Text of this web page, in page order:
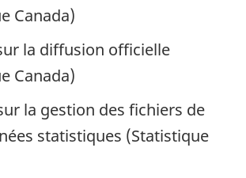
Canada)
la diffusion officielle
Canada)
la gestion des fichiers de
statistiques (Statistique